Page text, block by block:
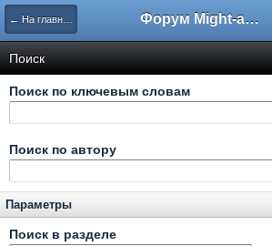
← На главную Форум Might-and-Magic.ru
Поиск
Поиск по ключевым словам
Поиск по автору
Параметры
Поиск в разделе